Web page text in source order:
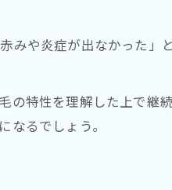
みや炎症が出なかった」
の特性を理解した上で継
るでしょう。